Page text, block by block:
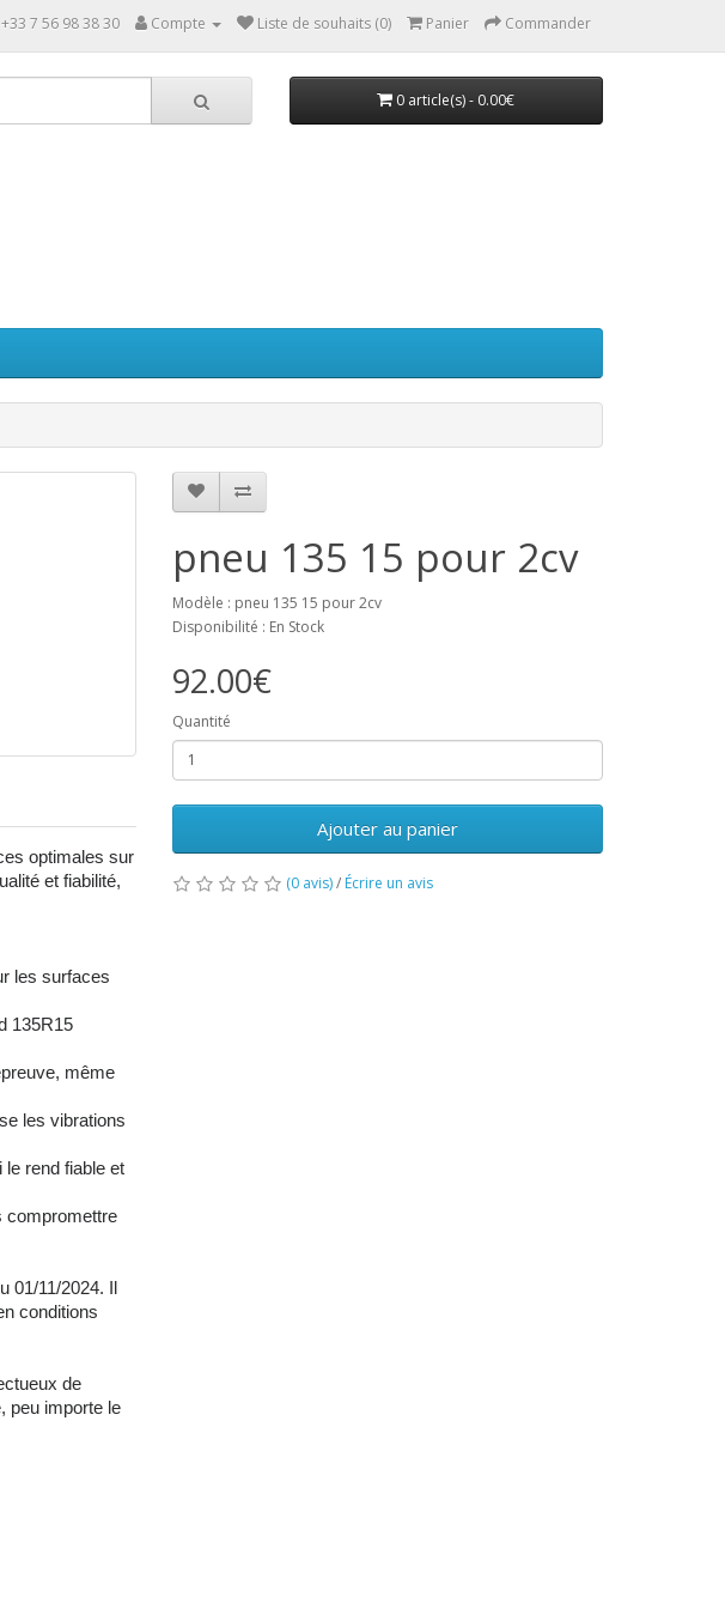
+33 7 56 98 38 30 Compte Liste de souhaits (0) Panier Commander
0 article(s) - 0.00€
optimales sur
et fiabilité,
les surfaces
135R15
même
les vibrations
le rend fiable et
compromettre
11/2024. Il
conditions
de
peu importe le
pneu 135 15 pour 2cv
Modèle : pneu 135 15 pour 2cv
Disponibilité : En Stock
92.00€
Quantité
Ajouter au panier
(0 avis)/ Écrire un avis